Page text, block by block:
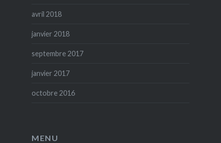
avril 2018
janvier 2018
septembre 2017
janvier 2017
octobre 2016
MENU